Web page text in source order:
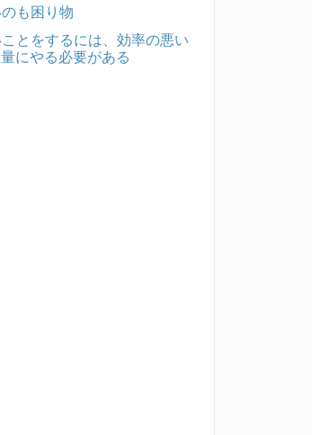
も困り物
とをするには、効率の悪い
にやる必要がある